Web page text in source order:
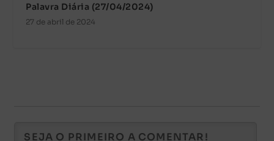
Palavra Diária (27/04/2024)
27 de abril de 2024